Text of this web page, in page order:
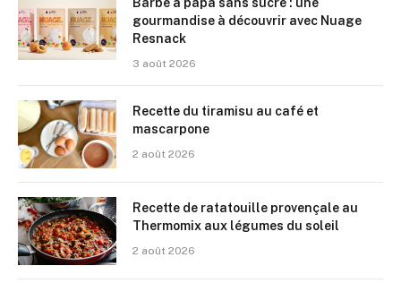
Barbe à papa sans sucre : une
gourmandise à découvrir avec Nuage
Resnack
3 août 2026
Recette du tiramisu au café et
mascarpone
2 août 2026
Recette de ratatouille provençale au
Thermomix aux légumes du soleil
2 août 2026